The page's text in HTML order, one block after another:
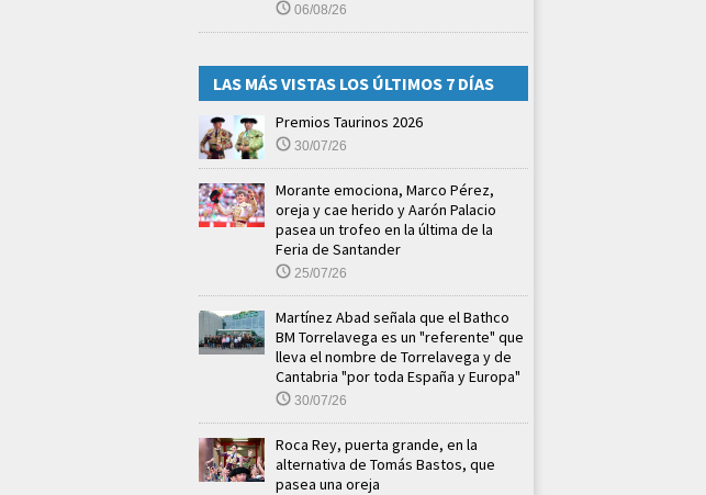
06/08/26
LAS MÁS VISTAS LOS ÚLTIMOS 7 DÍAS
Premios Taurinos 2026
30/07/26
Morante emociona, Marco Pérez,
oreja y cae herido y Aarón Palacio
pasea un trofeo en la última de la
Feria de Santander
25/07/26
Martínez Abad señala que el Bathco
BM Torrelavega es un "referente" que
lleva el nombre de Torrelavega y de
Cantabria "por toda España y Europa"
30/07/26
Roca Rey, puerta grande, en la
alternativa de Tomás Bastos, que
pasea una oreja